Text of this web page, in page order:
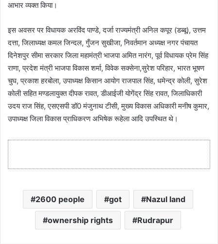
आभार व्यक्त किया।
इस अवसर पर विधायक अरविंद पाण्डे, दर्जा राज्यमंत्री अनिल कपूर (डब्बू), उत्तम
दत्ता, जिलाध्यक्ष कमल जिन्दल, गुँजन सुखीजा, निवर्तमान अध्यक्ष नगर पंचायत
दिनेशपुर सीमा सरकार जिला महामंत्री भाजपा अमित नारंग, पूर्व विधायक प्रेम सिंह
राणा, प्रदेश मंत्री भाजपा विकास शर्मा, विवेक सक्सेना,सुरेश परिहार, भारत भूषण
चुघ, प्रकाश हरबोला, उपाध्यक्ष किसान आयोग राजपाल सिंह, धमेन्द्र कोली, सुरेश
कोली सहित मण्डलायुक्त दीपक रावत, डीआईजी योगेंद्र सिंह रावत, जिलाधिकारी
उदय राज सिंह, एसएसपी डॉ0 मंजुनाथ टीसी, मुख्य विकास अधिकारी मनीष कुमार,
उपाध्यक्ष जिला विकास प्राधिकरण अभिषेक रूहेला आदि उपस्थित थे।
2600 people got Nazul land
ownership rights Rudrapur